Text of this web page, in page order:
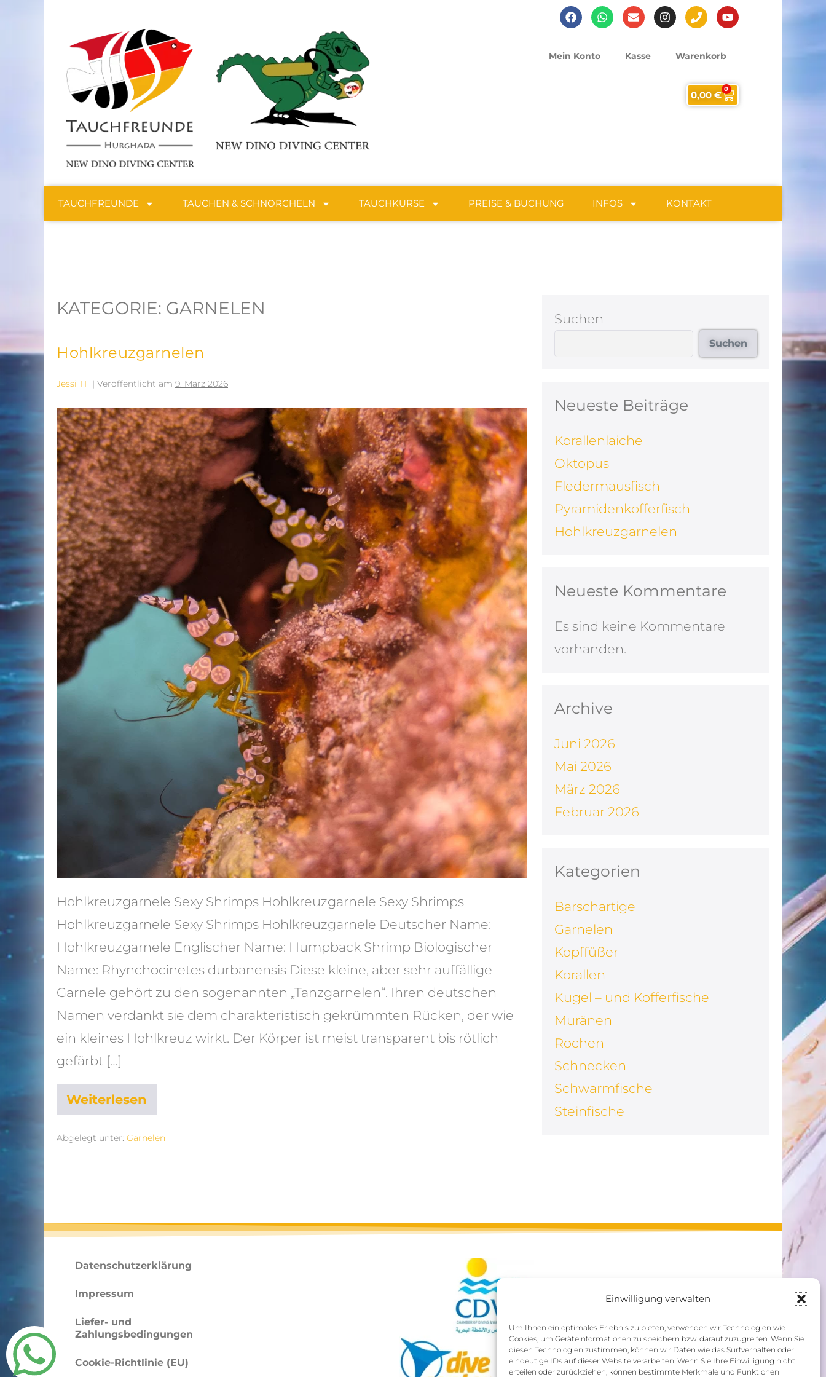
Einwilligung verwalten
Um Ihnen ein optimales Erlebnis zu bieten, verwenden wir Technologien wie
Cookies, um Geräteinformationen zu speichern bzw. darauf zuzugreifen. Wenn Sie
diesen Technologien zustimmen, können wir Daten wie das Surfverhalten oder
eindeutige IDs auf dieser Website verarbeiten. Wenn Sie Ihre Einwilligung nicht
erteilen oder zurückziehen, können bestimmte Merkmale und Funktionen
Mein Konto Kasse Warenkorb
0,00 €
0
TAUCHFREUNDE TAUCHEN & SCHNORCHELN TAUCHKURSE PREISE & BUCHUNG INFOS KONTAKT
KATEGORIE: GARNELEN
Hohlkreuzgarnelen
Jessi TF | Veröffentlicht am 9. März 2026
Hohlkreuzgarnele Sexy Shrimps Hohlkreuzgarnele Sexy Shrimps
Hohlkreuzgarnele Sexy Shrimps Hohlkreuzgarnele Deutscher Name:
Hohlkreuzgarnele Englischer Name: Humpback Shrimp Biologischer
Name: Rhynchocinetes durbanensis Diese kleine, aber sehr auffällige
Garnele gehört zu den sogenannten „Tanzgarnelen“. Ihren deutschen
Namen verdankt sie dem charakteristisch gekrümmten Rücken, der wie
ein kleines Hohlkreuz wirkt. Der Körper ist meist transparent bis rötlich
gefärbt […]
Weiterlesen
Abgelegt unter: Garnelen
Suchen
Suchen
Neueste Beiträge
Korallenlaiche
Oktopus
Fledermausfisch
Pyramidenkofferfisch
Hohlkreuzgarnelen
Neueste Kommentare
Es sind keine Kommentare
vorhanden.
Archive
Juni 2026
Mai 2026
März 2026
Februar 2026
Kategorien
Barschartige
Garnelen
Kopffüßer
Korallen
Kugel – und Kofferfische
Muränen
Rochen
Schnecken
Schwarmfische
Steinfische
Datenschutzerklärung
Impressum
Liefer- und
Zahlungsbedingungen
Cookie-Richtlinie (EU)